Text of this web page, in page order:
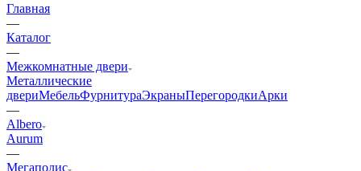
Главная
—
Каталог
—
Межкомнатные двери
Металлические
двериМебельФурнитураЭкраныПерегородкиАрки
—
Albero
Aurum
—
Мегаполис